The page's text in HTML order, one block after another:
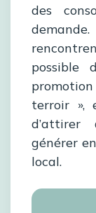
des
possible
terroir »,
générer
local.